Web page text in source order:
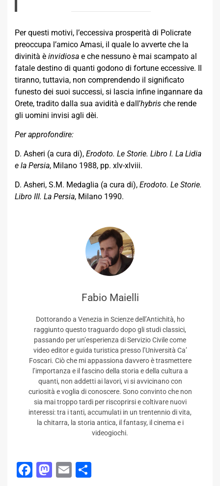
Per questi motivi, l’eccessiva prosperità di Policrate
preoccupa l’amico Amasi, il quale lo avverte che la
divinità è invidiosa e che nessuno è mai scampato al
fatale destino di quanti godono di fortune eccessive. Il
tiranno, tuttavia, non comprendendo il significato
funesto dei suoi successi, si lascia infine ingannare da
Orete, tradito dalla sua avidità e dall’hybris che rende
gli uomini invisi agli dèi.
Per approfondire:
D. Asheri (a cura di), Erodoto. Le Storie. Libro I. La Lidia
e la Persia, Milano 1988, pp. xlv-xlviii.
D. Asheri, S.M. Medaglia (a cura di), Erodoto. Le Storie.
Libro III. La Persia, Milano 1990.
Fabio Maielli
Dottorando a Venezia in Scienze dell’Antichità, ho
raggiunto questo traguardo dopo gli studi classici,
passando per un’esperienza di Servizio Civile come
video editor e guida turistica presso l’Università Ca’
Foscari. Ciò che mi appassiona davvero è trasmettere
l’importanza e il fascino della storia e della cultura a
quanti, non addetti ai lavori, vi si avvicinano con
curiosità e voglia di conoscere. Sono convinto che non
sia mai troppo tardi per riscoprirsi e coltivare nuovi
interessi: tra i tanti, accumulati in un trentennio di vita,
la chitarra, la storia antica, il fantasy, il cinema e i
videogiochi.
Facebook
Mastodon
Email